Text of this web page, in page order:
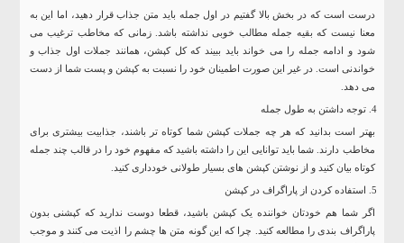
درست است که در بخش بالا گفتیم در اول جمله باید متن جذاب قرار دهید، اما این به
معنا نیست که بقیه جمله مطالب خوبی نداشته باشد. زمانی که مخاطب ترغیب می
شود و ادامه جمله را می خواند باید ببیند که کل کپشن، همانند جملات اول جذاب و
خواندنی است. در غیر این صورت اطمینان خود را نسبت به کپشن و پست شما از دست
می دهد.
توجه داشتن به طول جمله
بهتر است بدانید که هر چه جملات کپشن شما کوتاه تر باشند، جذابیت بیشتری برای
مخاطب دارند. شما باید توانایی این را داشته باشید که مفهوم خود را در قالب چند جمله
کوتاه بیان کنید و از نوشتن کپشن های بسیار طولانی خودداری کنید.
استفاده کردن از پاراگراف در کپشن
اگر شما هم خودتان خواننده یک کپشن باشید، قطعا دوست ندارید که کپشنی بدون
پاراگراف بندی را مطالعه کنید. چرا که این گونه متن ها چشم را اذیت می کنند و موجب